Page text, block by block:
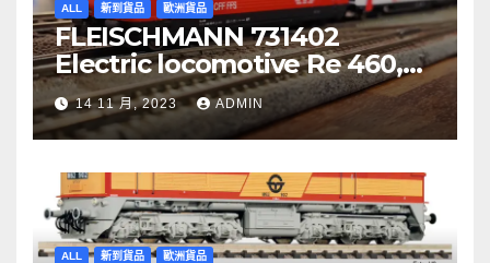
ALL 新到貨品 歐洲貨品
FLEISCHMANN 731402
Electric locomotive Re 460,
SBB
14 11 月, 2023 ADMIN
ALL 新到貨品 歐洲貨品